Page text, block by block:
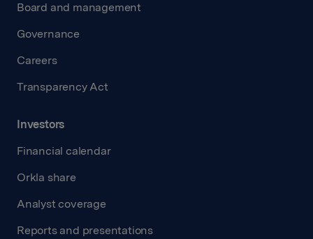
Board and management
Governance
Careers
Transparency Act
Investors
Financial calendar
Orkla share
Analyst coverage
Reports and presentations